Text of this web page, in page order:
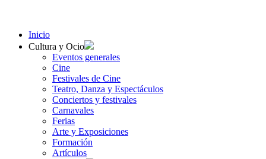
Inicio
Cultura y Ocio
Eventos generales
Cine
Festivales de Cine
Teatro, Danza y Espectáculos
Conciertos y festivales
Carnavales
Ferias
Arte y Exposiciones
Formación
Artículos